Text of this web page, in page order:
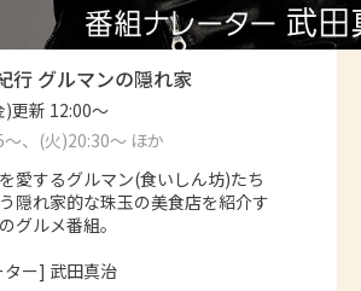
行 グルマンの隠れ家
更新 12:00～
～、(火)20:30～ ほか
愛するグルマン(食いしん坊)たち
隠れ家的な珠玉の美食店を紹介す
グルメ番組。
ー] 武田真治